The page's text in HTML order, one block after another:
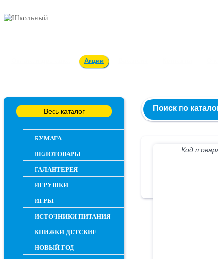
Акции
Весь каталог
БУМАГА
ВЕЛОТОВАРЫ
ГАЛАНТЕРЕЯ
ИГРУШКИ
ИГРЫ
ИСТОЧНИКИ ПИТАНИЯ
КНИЖКИ ДЕТСКИЕ
НОВЫЙ ГОД
Поиск по
Код